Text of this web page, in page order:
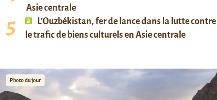
Asie centrale
L’Ouzbékistan, fer de lance dans la lutte contre
le trafic de biens culturels en Asie centrale
Photo du jour